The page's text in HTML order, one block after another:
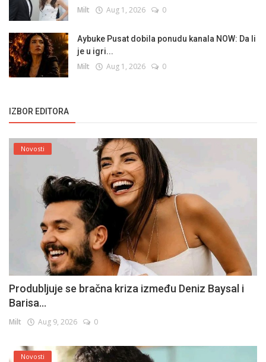
Milt Aug 1, 2026 0
Aybuke Pusat dobila ponudu kanala NOW: Da li
je u igri...
Milt Aug 1, 2026 0
IZBOR EDITORA
Novosti
Produbljuje se bračna kriza između Deniz Baysal i
Barisa...
Milt Aug 9, 2026 0
Novosti